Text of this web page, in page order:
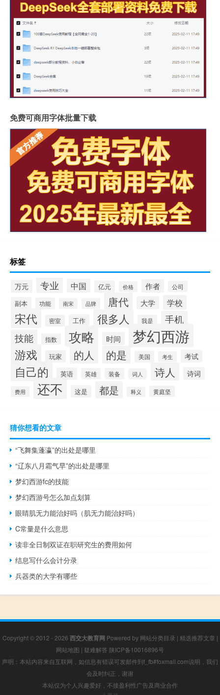
免费可商用字体批量下载
标签
万元 专业 中国 亿元 价格 作者 公司
副本 功能 南宋 品牌 唐代 大学 学校
宋代 密室 工作 很多人 我是
手机
技能
指数 攻略 时间 梦幻西游
游戏 玩家 的人 的是 美国 考生 考试
自己的 英语 英雄 装备 词人 诗人 诗词
费用 还不 这是 都是 释义 黄庭坚
猜你想看的文章
“飞舞集蓬瀛”的出处是哪里
“辽东八月霜气早”的出处是哪里
梦幻西游fc的技能
梦幻西游号怎么加点划算
眼睛肌无力能治好吗（肌无力能治好吗）
C常量是什么意思
读非全日制双证在职研究生的费用如何
结息写什么会计分录
兵器类的大学有哪些
Copyright © 2012 - 2026 西交大教育网 Powered by 网站分类目录 | 精选推荐文章 |
网站地图 | 疑难解答 陕ICP备10016896号
声明：本站内容来自互联网，如信息有错误可发邮件到f_fb#foxmail.com说明，我们
会及时纠正，谢谢
本站仅为个人兴趣爱好，不接盈利性广告及商业合作